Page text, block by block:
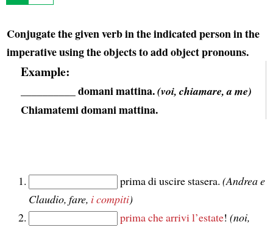
Conjugate the given verb in the indicated person in the
imperative using the objects to add object pronouns.
Example:
__________ domani mattina.(voi, chiamare, a me)
Chiamatemidomani mattina.
prima di uscire stasera. (Andrea e
Claudio, fare, i compiti)
prima che arrivi l’estate! (noi,